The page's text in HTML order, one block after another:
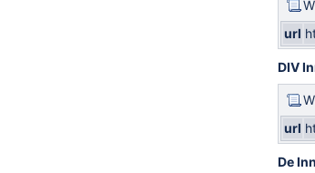
url
DIV
url
De